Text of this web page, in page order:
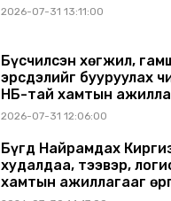
2026-07-31 13:11:00
Бүсчилсэн хөгжил,
эрсдэлийг бууруулах
НҮБ-тай хамтын
өргөжүүлэхээр санал
2026-07-31 12:06:00
Бүгд Найрамдах
худалдаа, тээвэр,
хамтын ажиллагааг